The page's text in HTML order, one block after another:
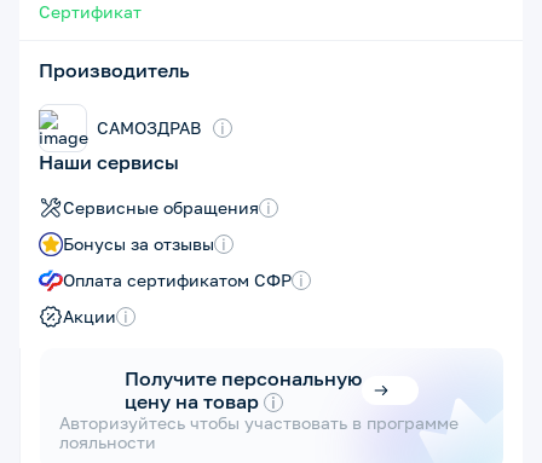
Сертификат
Производитель
САМОЗДРАВ i
Наши сервисы
Сервисные обращения i
Бонусы за отзывы i
Оплата сертификатом СФР i
Акции i
Получите персональную
цену на товар i
Авторизуйтесь чтобы участвовать в программе
лояльности